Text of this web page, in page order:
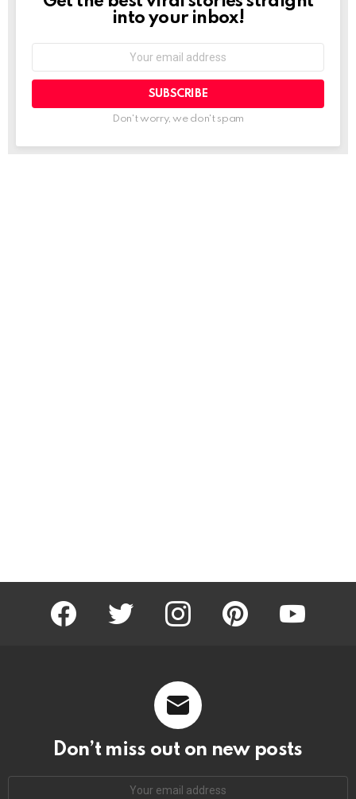
into your inbox!
Don't worry, we don't spam
facebook twitter instagram pinterest youtube
Don’t miss out on new posts